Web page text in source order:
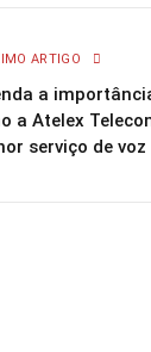
ARTIGO
a
a Atelex
serviço de voz